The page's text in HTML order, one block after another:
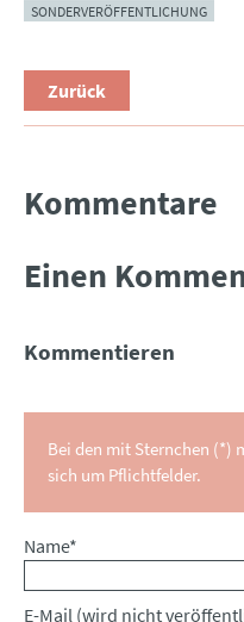
SONDERVERÖFFENTLICHUNG
Zurück
Kommentare
Einen
Kommentieren
Bei den mit Sternchen (*)
sich um Pflichtfelder.
Pflichtfeld
Name*
Pflichtfeld
E-Mail (wird nicht